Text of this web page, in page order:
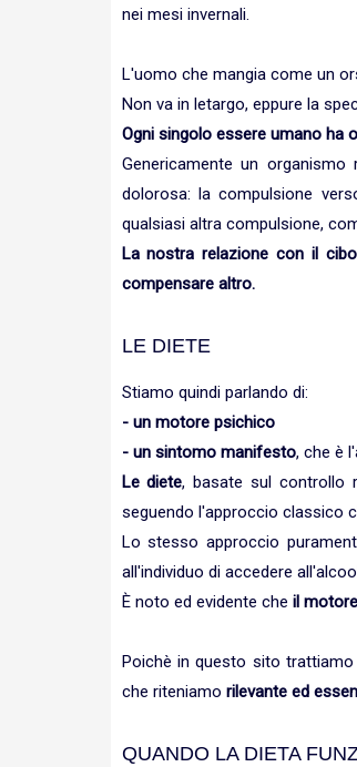
nei mesi invernali.
L'uomo che mangia come un
Non va in letargo, eppure la
Ogni singolo essere umano ha
Genericamente un
dolorosa: la compulsione
qualsiasi altra compulsione,
La nostra relazione con il
compensare altro.
LE DIETE
Stiamo quindi parlando di:
- un motore psichico
- un sintomo manifesto, che è
Le diete, basate sul controllo
seguendo l'approccio classico
Lo stesso approccio
all'individuo di accedere
È noto ed evidente che il
Poichè in questo sito
che riteniamo rilevante ed
QUANDO LA DIETA